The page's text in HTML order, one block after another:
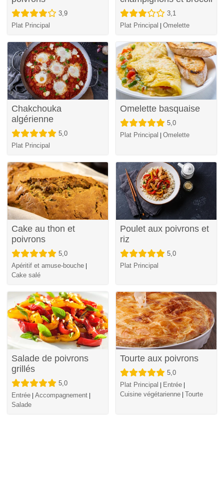
3,9
Plat Principal
3,1
Plat Principal | Omelette
Chakchouka
algérienne
5,0
Plat Principal
Omelette basquaise
5,0
Plat Principal | Omelette
Cake au thon et
poivrons
5,0
Apéritif et amuse-bouche |
Cake salé
Poulet aux poivrons et
riz
5,0
Plat Principal
Salade de poivrons
grillés
5,0
Entrée | Accompagnement |
Salade
Tourte aux poivrons
5,0
Plat Principal | Entrée |
Cuisine végétarienne | Tourte